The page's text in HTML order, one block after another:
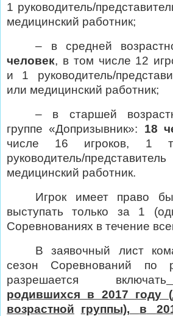
1 руководитель/
медицинский работник;
– в средней
человек, в том числе 12
и 1 руководитель/
или медицинский работник;
– в старшей
группе «Допризывник»: 18
числе 16 игроков, 1
руководитель/
медицинский работник.
Игрок
имеет право
выступать
только за 1
Соревнованиях в течение
В заявочный лист
сезон Соревнований по
разрешается включать
родившихся в 2017 году
возрастной
группы), в